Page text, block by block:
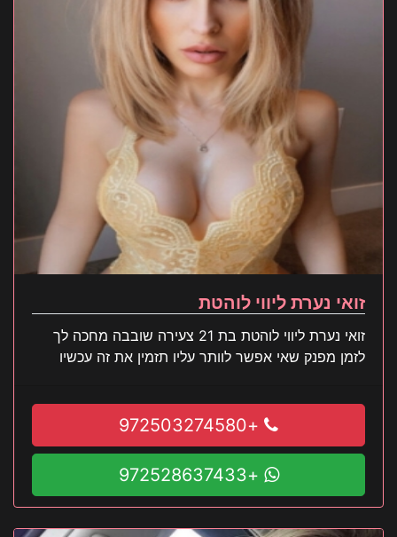
זואי נערת ליווי לוהטת
זואי נערת ליווי לוהטת בת 21 צעירה שובבה מחכה לך
לזמן מפנק שאי אפשר לוותר עליו תזמין את זה עכשיו
+972503274580
+972528637433